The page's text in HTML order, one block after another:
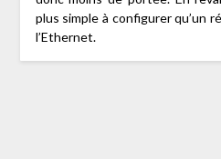
plus simple à configurer qu’un
l’Ethernet.